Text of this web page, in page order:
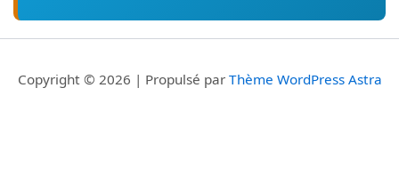
Copyright © 2026 | Propulsé par Thème WordPress Astra